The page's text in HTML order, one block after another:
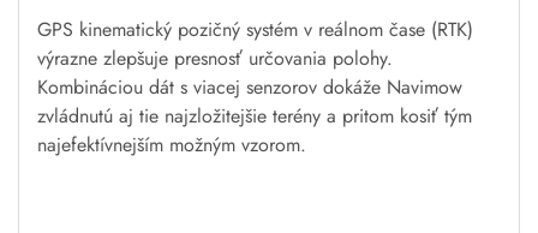
GPS kinematický pozičný systém v reálnom čase (RTK)
výrazne zlepšuje presnosť určovania polohy.
Kombináciou dát s viacej senzorov dokáže Navimow
zvládnutú aj tie najzložitejšie terény a pritom kosiť tým
najefektívnejším možným vzorom.